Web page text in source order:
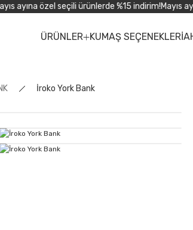
ayına özel seçili ürünlerde %15 indirim!Mayıs
ÜRÜNLER KUMAŞ SEÇENEKLERİ
İroko York Bank